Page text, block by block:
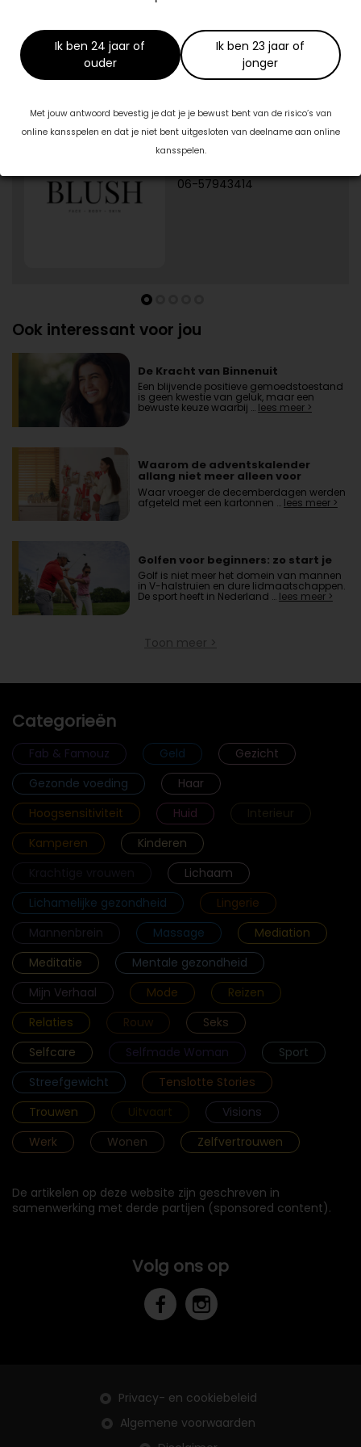
Ik ben 24 jaar of
ouder
Ik ben 23 jaar of
jonger
Met jouw antwoord bevestig je dat je je bewust bent van de risico’s van
online kansspelen en dat je niet bent uitgesloten van deelname aan online
kansspelen.
Specialisten in jouw buurt
1/5
Blush Skin Clinic
Burg. J.G. Legroweg 94
06-57943414
Ook interessant voor jou
De Kracht van Binnenuit
Een blijvende positieve gemoedstoestand
is geen kwestie van geluk, maar een
bewuste keuze waarbij … lees meer >
Waarom de adventskalender
allang niet meer alleen voor
kinderen is
Waar vroeger de decemberdagen werden
afgeteld met een kartonnen … lees meer >
Golfen voor beginners: zo start je
Golf is niet meer het domein van mannen
in V-halstruien en dure lidmaatschappen.
De sport heeft in Nederland … lees meer >
Toon meer >
Categorieën
Fab & Famouz Geld
Gezicht
Gezonde voeding
Haar
Hoogsensitiviteit
Huid
Interieur
Kamperen
Kinderen
Lichaam
Lichamelijke gezondheid
Lingerie
Mannenbrein
Massage
Mediation
Meditatie
Mentale gezondheid
Mijn Verhaal
Mode
Reizen
Relaties
Rouw
Seks
Selfcare
Selfmade Woman
Sport
Streefgewicht
Tenslotte Stories
Trouwen
Uitvaart
Visions
Werk
Wonen Zelfvertrouwen
De artikelen op deze website zijn geschreven in
samenwerking met derde partijen (sponsored content).
Volg ons op
Privacy- en cookiebeleid
Algemene voorwaarden